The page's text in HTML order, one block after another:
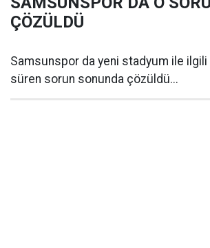
ÇÖZÜLDÜ
Samsunspor da yeni stadyum ile ilgili
süren sorun sonunda çözüldü...